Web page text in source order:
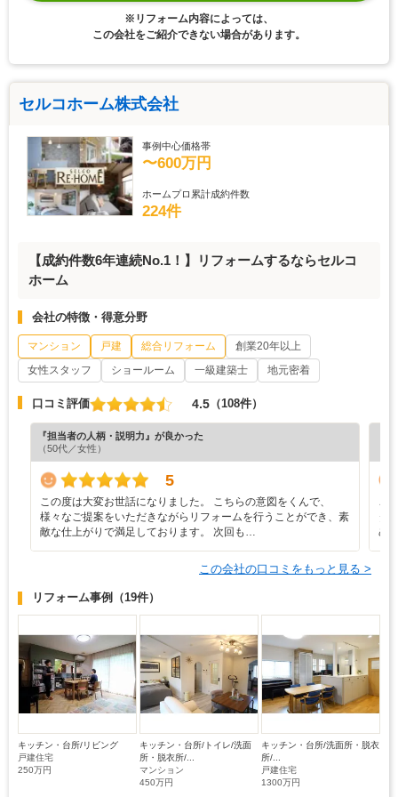
※リフォーム内容によっては、
この会社をご紹介できない場合があります。
セルコホーム株式会社
事例中心価格帯
〜600万円
ホームプロ累計成約件数
224件
【成約件数6年連続No.1！】リフォームするならセルコ
ホーム
会社の特徴・得意分野
マンション 戸建 総合リフォーム
創業20年以上
女性スタッフ
ショールーム 一級建築士 地元密着
口コミ評価 4.5 （108件）
『担当者の人柄・説明力』が良かった
（50代／女性）
5
この度は大変お世話になりました。 こちらの意図をくんで、
様々なご提案をいただきながらリフォームを行うことができ、素
敵な仕上がりで満足しております。 次回も…
こ
タ
め
この会社の口コミをもっと見る >
リフォーム事例 （19件）
キッチン・台所/リビング
戸建住宅
250万円
キッチン・台所/トイレ/洗面
所・脱衣所/...
マンション
450万円
キッチン・台所/洗面所・脱衣
所/...
戸建住宅
1300万円